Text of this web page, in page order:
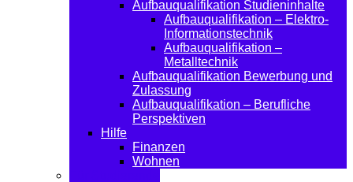
Aufbauqualifikation Studieninhalte
Aufbauqualifikation – Elektro-
Informationstechnik
Aufbauqualifikation –
Metalltechnik
Aufbauqualifikation Bewerbung und
Zulassung
Aufbauqualifikation – Berufliche
Perspektiven
Hilfe
Finanzen
Wohnen